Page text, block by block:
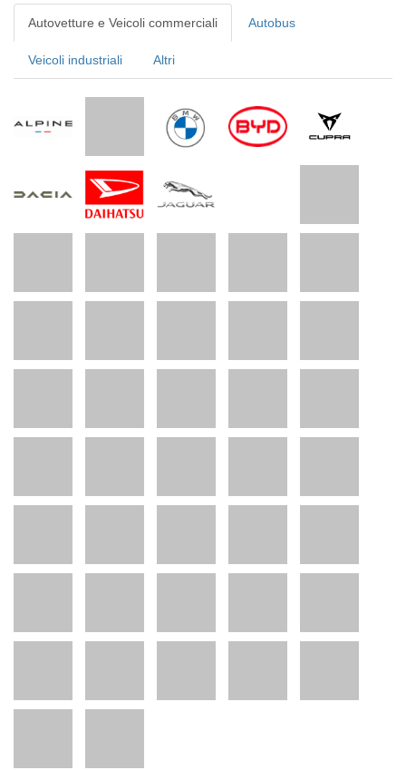
Autovetture e Veicoli commerciali Autobus
Veicoli industriali Altri